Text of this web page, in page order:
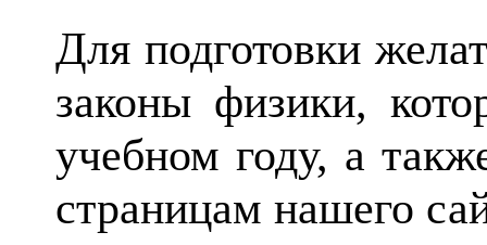
Для подготовки
законы физики,
учебном году, а
страницам нашего